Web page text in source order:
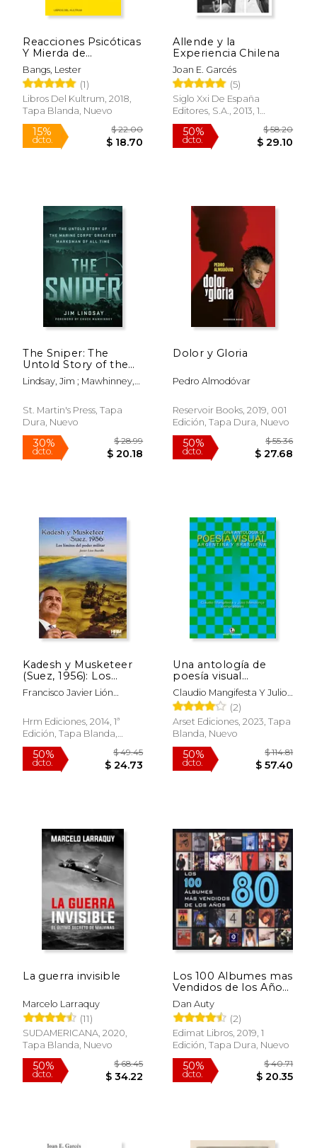
Reacciones Psicóticas
Y Mierda de
Carburador: Prosas
Reunidas de Un
Crítico Legendario
Bangs, Lester
(1)
Libros Del Kultrum, 2018,
Tapa Blanda, Nuevo
15%
dcto.
$ 22.00
$ 18.70
Allende y la
Experiencia Chilena
Joan E. Garcés
(5)
Siglo Xxi De España
Editores, S.A., 2013, 1
Edición, Tapa Blanda,
Nuevo
50%
dcto.
The Sniper: The
Untold Story of the
Marine Corps'
Greatest Marksman
Lindsay, Jim ; Mawhinney,
St. Martin's Press, Tapa
Dura, Nuevo
30%
dcto. $ 20.18
Dolor y Gloria
Pedro Almodóvar
Reservoir Books, 2019, 001
Edición, Tapa Dura, Nuevo
50%
dcto. $
Kadesh y Musketeer
(Suez, 1956): Los
Límites del Poder
Militar
Francisco Javier Lión
Hrm Ediciones, 2014, 1ª
Edición, Tapa Blanda,
Nuevo
Una antología de
poesía visual
argentina y brasileña
Claudio Mangifesta Y Julio
Mendonça, Compiladores
(2)
Arset Ediciones, 2023, Tapa
Blanda, Nuevo
La guerra invisible
Marcelo Larraquy
(11)
SUDAMERICANA, 2020,
Tapa Blanda, Nuevo
Los 100 Albumes mas
Vendidos de los Años
80
Dan Auty
(2)
Edimat Libros, 2019, 1
Edición, Tapa Dura, Nuevo